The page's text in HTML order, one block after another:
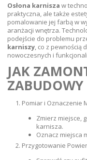
Osłona karnisza w
praktyczna, ale także
pomalowanie jej farbą w
aranżacji wnętrza.
podejście do problemu
karniszy, co z pewnością
nowoczesnych i
JAK
ZABUDOWY
Pomiar i Oznaczenie
Zmierz miejsce,
karnisza.
Oznacz miejsca
Przygotowanie